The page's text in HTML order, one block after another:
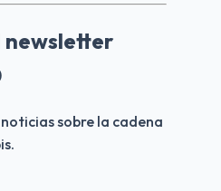
newsletter
sobre la cadena